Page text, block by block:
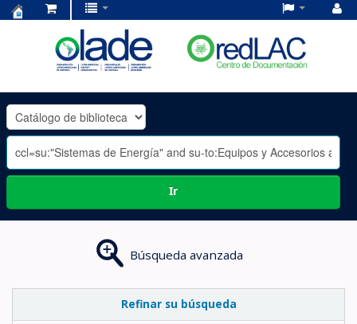
OLADE
-
Ir
Búsqueda avanzada
Refinar su búsqueda